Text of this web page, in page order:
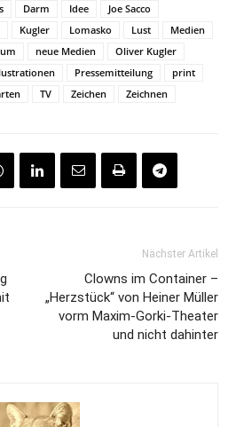
Darm Idee
Joe Sacco
Kugler Lomasko Lust
Medien
neue Medien
Oliver Kugler
Pressemitteilung
print
TV Zeichen Zeichnen
Nächster Artikel
Clowns im Container –
„Herzstück“ von Heiner Müller
vorm Maxim-Gorki-Theater
und nicht dahinter